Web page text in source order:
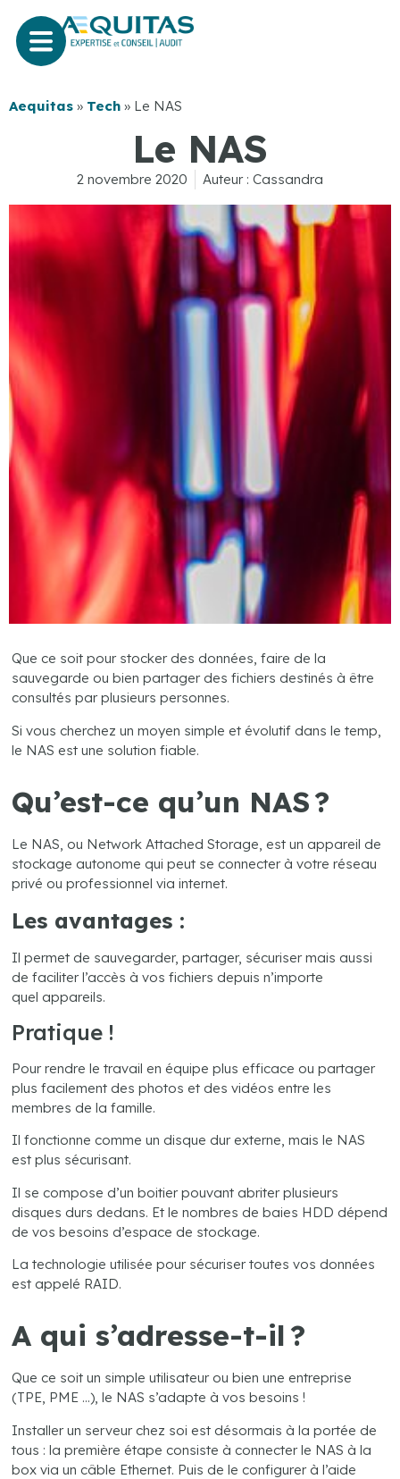
Aequitas » Tech » Le NAS
Le NAS
2 novembre 2020 Auteur : Cassandra
Que ce soit pour stocker des données, faire de la
sauvegarde ou bien partager des fichiers destinés à être
consultés par plusieurs personnes.
Si vous cherchez un moyen simple et évolutif dans le temp,
le NAS est une solution fiable.
Qu’est-ce qu’un NAS ?
Le NAS, ou Network Attached Storage, est un appareil de
stockage autonome qui peut se connecter à votre réseau
privé ou professionnel via internet.
Les avantages :
Il permet de sauvegarder, partager, sécuriser mais aussi
de faciliter l’accès à vos fichiers depuis n’importe
quel appareils.
Pratique !
Pour rendre le travail en équipe plus efficace ou partager
plus facilement des photos et des vidéos entre les
membres de la famille.
Il fonctionne comme un disque dur externe, mais le NAS
est plus sécurisant.
Il se compose d’un boitier pouvant abriter plusieurs
disques durs dedans. Et le nombres de baies HDD dépend
de vos besoins d’espace de stockage.
La technologie utilisée pour sécuriser toutes vos données
est appelé RAID.
A qui s’adresse-t-il ?
Que ce soit un simple utilisateur ou bien une entreprise
(TPE, PME …), le NAS s’adapte à vos besoins !
Installer un serveur chez soi est désormais à la portée de
tous : la première étape consiste à connecter le NAS à la
box via un câble Ethernet. Puis de le configurer à l’aide